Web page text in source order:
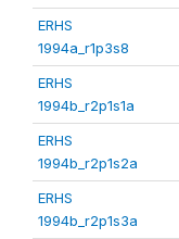
ERHS
1994a_r1p3s8
ERHS
1994b_r2p1s1a
ERHS
1994b_r2p1s2a
ERHS
1994b_r2p1s3a